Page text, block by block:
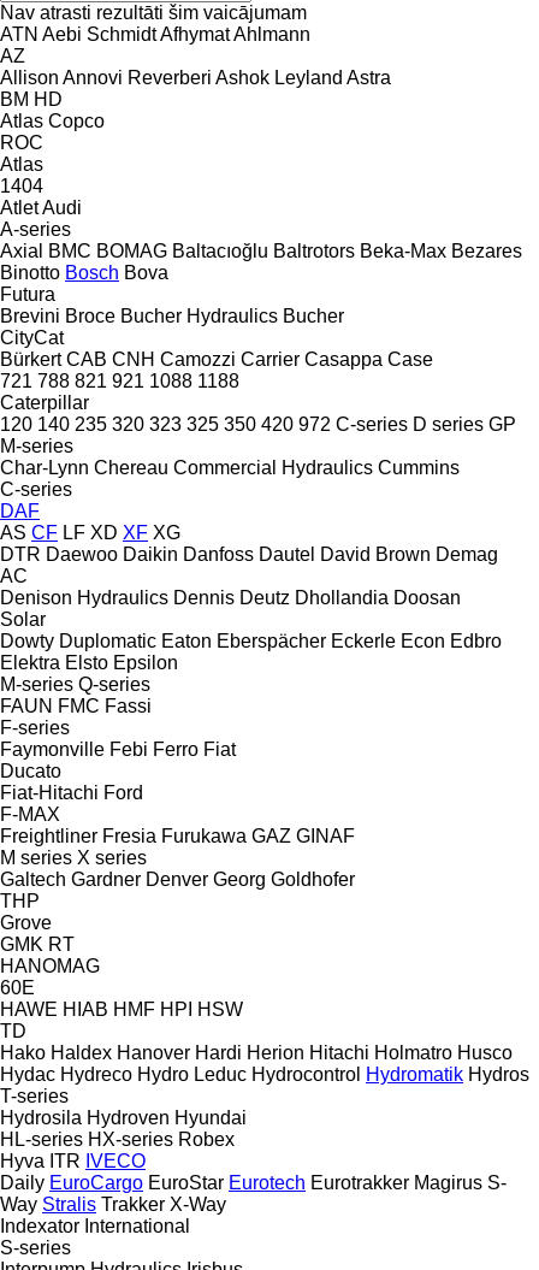
Nav atrasti rezultāti šim vaicājumam
ATN Aebi SchmidtAfhymatAhlmann
AZ
Allison Annovi Reverberi Ashok Leyland Astra
BM HD
Atlas Copco
ROC
Atlas
1404
AtletAudi
A-series
Axial
BMC BOMAG Baltacıoğlu Baltrotors Beka-Max Bezares
Binotto Bosch Bova
Futura
Brevini Broce Bucher Hydraulics Bucher
CityCat
Bürkert CAB CNH Camozzi Carrier Casappa Case
721 788 821 921 1088 1188
Caterpillar
120 140 235 320 323 325 350 420 972 C-series D series GP
M-series
Char-Lynn Chereau Commercial Hydraulics Cummins
C-series
DAF
AS CF LF XD XF XG
DTR Daewoo Daikin Danfoss Dautel David Brown Demag
AC
Denison Hydraulics Dennis Deutz Dhollandia Doosan
Solar
Dowty Duplomatic Eaton Eberspächer Eckerle Econ Edbro
Elektra Elsto Epsilon
M-series Q-series
FAUN FMC Fassi
F-series
Faymonville Febi Ferro Fiat
Ducato
Fiat-Hitachi Ford
F-MAX
Freightliner Fresia Furukawa GAZ GINAF
M series X series
Galtech Gardner Denver Georg Goldhofer
THP
Grove
GMK RT
HANOMAG
60E
HAWE HIAB HMF HPI
HSW
TD
Hako Haldex Hanover Hardi Herion Hitachi Holmatro Husco
Hydac Hydreco Hydro Leduc Hydrocontrol Hydromatik Hydros
T-series
Hydrosila Hydroven Hyundai
HL-series HX-series Robex
Hyva ITR IVECO
Daily EuroCargo EuroStar Eurotech Eurotrakker Magirus S-
Way Stralis Trakker X-Way
Indexator International
S-series